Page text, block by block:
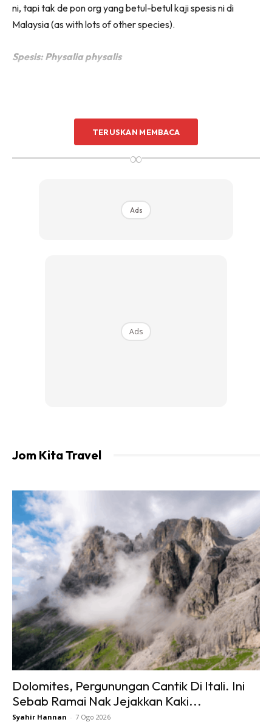
ni, tapi tak de pon org yang betul-betul kaji spesis ni di
Malaysia (as with lots of other species).
Spesis: Physalia physalis
Ads
2 spesis; Physalia physalis bertaburan di kawasan
di kawasan Lautan Pasifik dan Lautan Hindi.
Kajian genetic menunjukkan P. physalis dari Lautan
Atlantik memang berbeza dari spesis di Lautan Pasifik
dan di Lautan Pasifik sendiri, terdapat lebih dari satu
spesis sebenarnya (Pontin & Cruickshank, 2012)
TERUSKAN MEMBACA
∞
Ads
Ads
Jom Kita Travel
Dolomites, Pergunungan Cantik Di Itali. Ini
Sebab Ramai Nak Jejakkan Kaki...
Syahir Hannan - 7 Ogo 2026